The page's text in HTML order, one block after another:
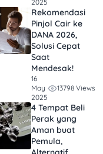
2025
Rekomendasi
Pinjol Cair ke
DANA 2026,
Solusi Cepat
Saat
Mendesak!
16
May
2025
13798 Views
4 Tempat Beli
Perak yang
Aman buat
Pemula,